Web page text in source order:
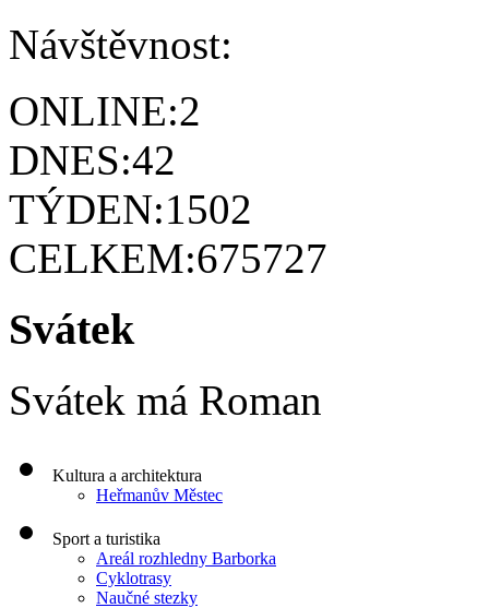
Návštěvnost:
ONLINE:2
DNES:42
TÝDEN:1502
CELKEM:675727
Svátek
Svátek má Roman
Kultura a architektura
Heřmanův Městec
Sport a turistika
Areál rozhledny Barborka
Cyklotrasy
Naučné stezky